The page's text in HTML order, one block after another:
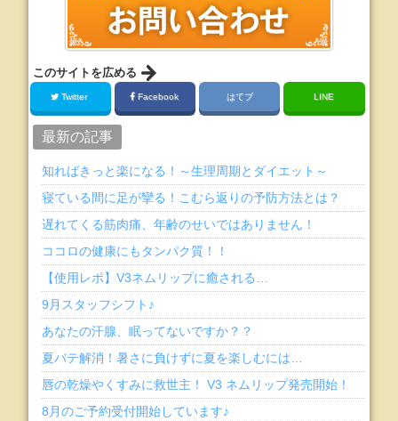
このサイトを広める
Twitter Facebook はてブ LINE
最新の記事
知ればきっと楽になる！～生理周期とダイエット～
寝ている間に足が攣る！こむら返りの予防方法とは？
遅れてくる筋肉痛、年齢のせいではありません！
ココロの健康にもタンパク質！！
【使用レポ】V3ネムリップに癒される…
9月スタッフシフト♪
あなたの汗腺、眠ってないですか？？
夏バテ解消！暑さに負けずに夏を楽しむには…
唇の乾燥やくすみに救世主！ V3 ネムリップ発売開始！
8月のご予約受付開始しています♪